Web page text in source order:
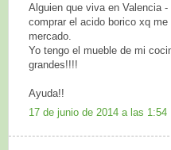
Alguien que viva en Valencia
comprar el acido borico xq
mercado.
Yo tengo el mueble de mi
grandes!!!!
Ayuda!!
17 de junio de 2014 a las 1:54